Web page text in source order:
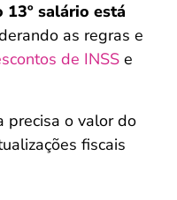
salário está
as regras e
de INSS e
precisa o valor do
fiscais